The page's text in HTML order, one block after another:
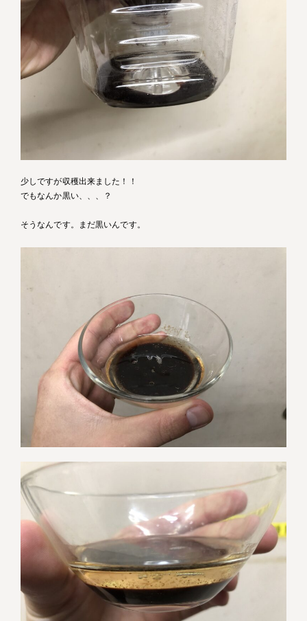
少しですが収穫出来ました！！
でもなんか黒い、、、？
そうなんです。まだ黒いんです。